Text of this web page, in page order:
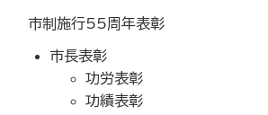
市制施行55周年表彰
市長表彰
功労表彰
功績表彰